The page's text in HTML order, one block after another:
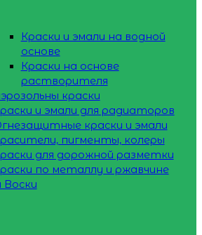
Краски и эмали на водной
основе
Краски на основе
растворителя
краски
и эмали для радиаторов
краски и эмали
пигменты, колеры
для дорожной разметки
по металлу и ржавчине
Воски